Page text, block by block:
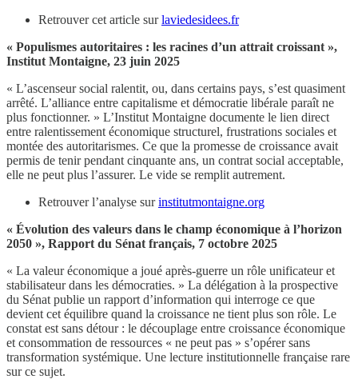
Retrouver cet article surlaviedesidees.fr
« Populismes autoritaires : les racines d’un attrait croissant »,
Institut Montaigne, 23 juin 2025
« L’ascenseur social ralentit, ou, dans certains pays, s’est quasiment
arrêté. L’alliance entre capitalisme et démocratie libérale paraît ne
plus fonctionner. » L’Institut Montaigne documente le lien direct
entre ralentissement économique structurel, frustrations sociales et
montée des autoritarismes. Ce que la promesse de croissance avait
permis de tenir pendant cinquante ans, un contrat social acceptable,
elle ne peut plus l’assurer. Le vide se remplit autrement.
Retrouver l’analyse surinstitutmontaigne.org
« Évolution des valeurs dans le champ économique à l’horizon
2050 », Rapport du Sénat français, 7 octobre 2025
« La valeur économique a joué après-guerre un rôle unificateur et
stabilisateur dans les démocraties. » La délégation à la prospective
du Sénat publie un rapport d’information qui interroge ce que
devient cet équilibre quand la croissance ne tient plus son rôle. Le
constat est sans détour : le découplage entre croissance économique
et consommation de ressources « ne peut pas » s’opérer sans
transformation systémique. Une lecture institutionnelle française rare
sur ce sujet.